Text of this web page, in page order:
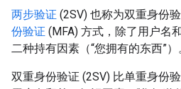
两步验证 (2SV) 也称为双重身份
份验证 (MFA) 方式，除了用户名
二种持有因素（“您拥有的东西”）
双重身份验证 (2SV) 比单重身份